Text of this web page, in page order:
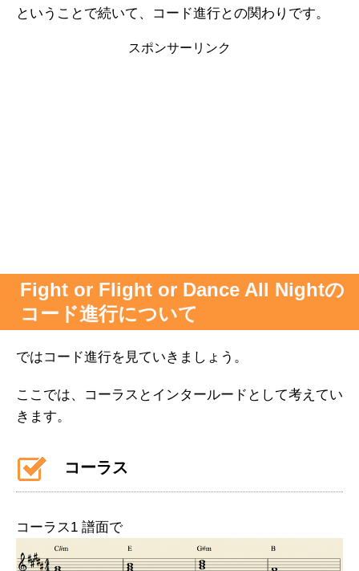
ということで続いて、コード進行との関わりです。
スポンサーリンク
Fight or Flight or Dance All Nightの
コード進行について
ではコード進行を見ていきましょう。
ここでは、コーラスとインタールードとして考えてい
きます。
コーラス
コーラス1 譜面で